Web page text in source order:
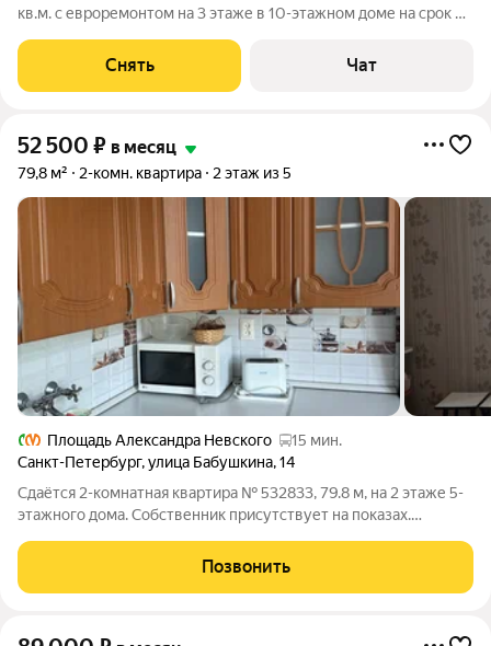
кв.м. с евроремонтом на 3 этаже в 10-этажном доме на срок от
Холодильник Кондиционер Микроволновка Дом - монолитный,
окна выходят на
Снять Чат
52 500 ₽ в месяц
79,8 м² 2-комн. квартира 2 этаж из 5
Площадь Александра Невского
15 мин.
Санкт-Петербург,улица Бабушкина,14
Сдаётся 2-комнатная квартира № 532833, 79.8 м, на 2 этаже 5-
этажного дома. Собственник присутствует на показах.
оплачиваются отдельно. По условиям проживания: можно с
детьми, можно с питомцами. Срок
Позвонить